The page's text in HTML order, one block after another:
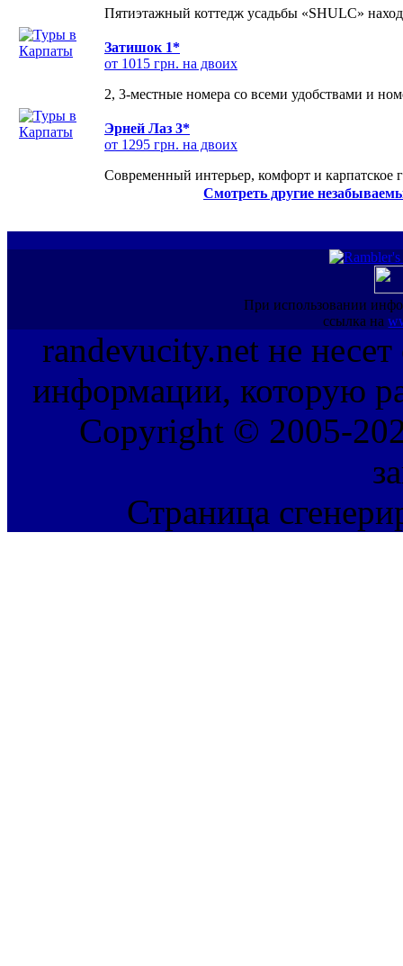
Пятиэтажный коттедж усадьбы «SHULC»
Затишок 1*
от 1015 грн. на двоих
2, 3-местные номера со всеми удобствами и
Эрней Лаз 3*
от 1295 грн. на двоих
Современный интерьер, комфорт и карпатское
Смотреть другие
При использовании
ссылка на
randevucity.net не несет
информации, которую
Copyright © 2005-
Страница